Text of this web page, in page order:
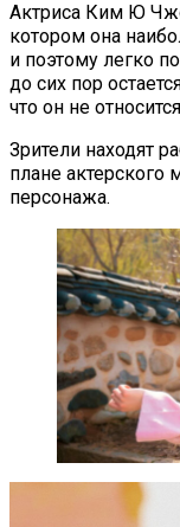
Актриса Ким Ю
котором она
и поэтому легко
до сих пор
что он не
Зрители находят
плане актерского
персонажа.